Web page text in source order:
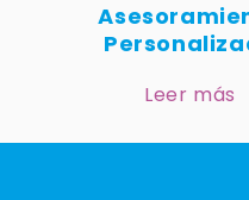
Leer más